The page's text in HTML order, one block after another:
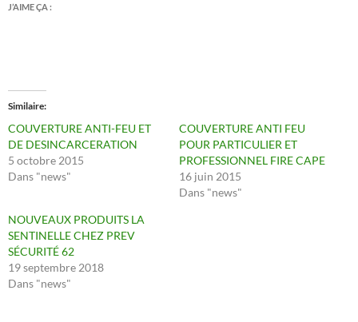
J’AIME ÇA :
Similaire
COUVERTURE ANTI-FEU ET
DE DESINCARCERATION
5 octobre 2015
Dans "news"
COUVERTURE ANTI FEU
POUR PARTICULIER ET
PROFESSIONNEL FIRE CAPE
16 juin 2015
Dans "news"
NOUVEAUX PRODUITS LA
SENTINELLE CHEZ PREV
SÉCURITÉ 62
19 septembre 2018
Dans "news"